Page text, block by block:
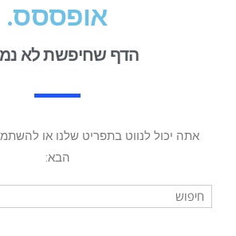
אופססס.
הדף שחיפשת לא
אתה יכול לנווט בתפריט שלנו או
הבא: